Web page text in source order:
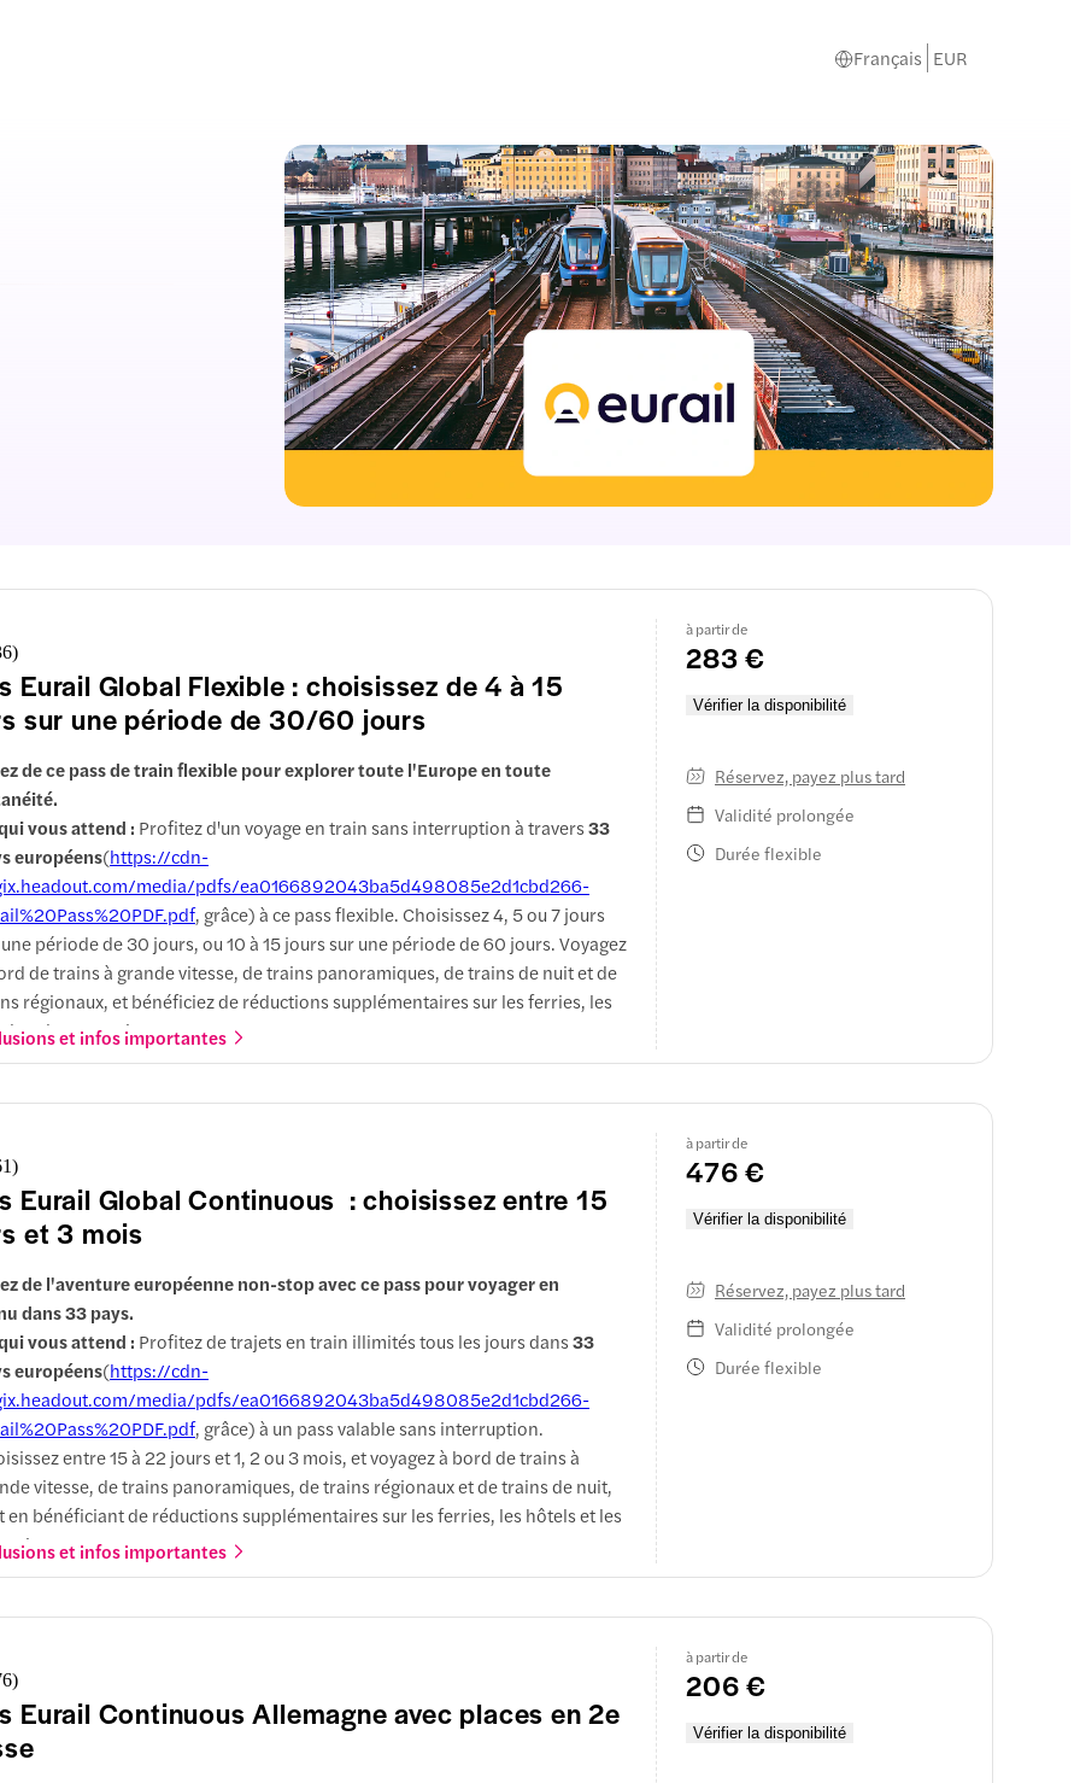
Français EUR
)
Eurail Global Flexible : choisissez de 4 à 15
sur une période de 30/60 jours
à partir de
283 €
Vérifier la disponibilité
Réservez, payez plus tard
Validité prolongée
Durée flexible
de ce pass de train flexible pour explorer toute l'Europe en toute
vous attend : Profitez d'un voyage en train sans interruption à travers33
européens(https://cdn-
media/pdfs/ea0166892043ba5d498085e2d1cbd266-
, grâce) à ce pass flexible. Choisissez 4, 5 ou 7 jours
période de 30 jours, ou 10 à 15 jours sur une période de 60 jours. Voyagez
de trains à grande vitesse, de trains panoramiques, de trains de nuit et de
régionaux, et bénéficiez de réductions supplémentaires sur les ferries, les
et les attractions.
choisir cette expérience :Évitez les tracas liés à la réservation de
:
calmes, ou la 2e classe, pour un voyage à prix abordable avec des places
conviviales et animées, ainsi que des durées flexibles de 4 à 15 jours.
et infos importantes
)
Eurail Global Continuous : choisissez entre 15
et 3 mois
à partir de
476 €
Vérifier la disponibilité
Réservez, payez plus tard
Validité prolongée
Durée flexible
de l'aventure européenne non-stop avec ce pass pour voyager en
dans 33 pays.
vous attend : Profitez de trajets en train illimités tous les jours dans33
européens(https://cdn-
media/pdfs/ea0166892043ba5d498085e2d1cbd266-
, grâce) à un pass valable sans interruption.
entre 15 à 22 jours et 1, 2 ou 3 mois, et voyagez à bord de trains à
vitesse, de trains panoramiques, de trains régionaux et de trains de nuit,
en bénéficiant de réductions supplémentaires sur les ferries, les hôtels et les
choisir cette expérience :Si votre programme est très chargé, ce pass
en 1re classe pour profiter de cabines plus calmes, d'un espace
pour les jambes et d'un voyage plus détendu.
et infos importantes
)
Eurail Continuous Allemagne avec places en 2e
à partir de
206 €
Vérifier la disponibilité